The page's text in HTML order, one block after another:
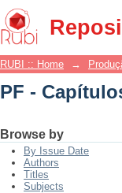
PF -
RUBI :: Home →
PF -
Browse by
By Issue Date
Authors
Titles
Subjects